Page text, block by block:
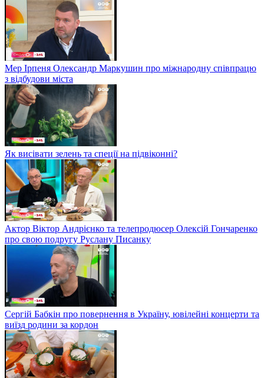
Мер Ірпеня Олександр Маркушин про міжнародну співпрацю
з відбудови міста
Як висівати зелень та спеції на підвіконні?
Актор Віктор Андрієнко та телепродюсер Олексій Гончаренко
про свою подругу Руслану Писанку
Сергій Бабкін про повернення в Україну, ювілейні концерти та
виїзд родини за кордон